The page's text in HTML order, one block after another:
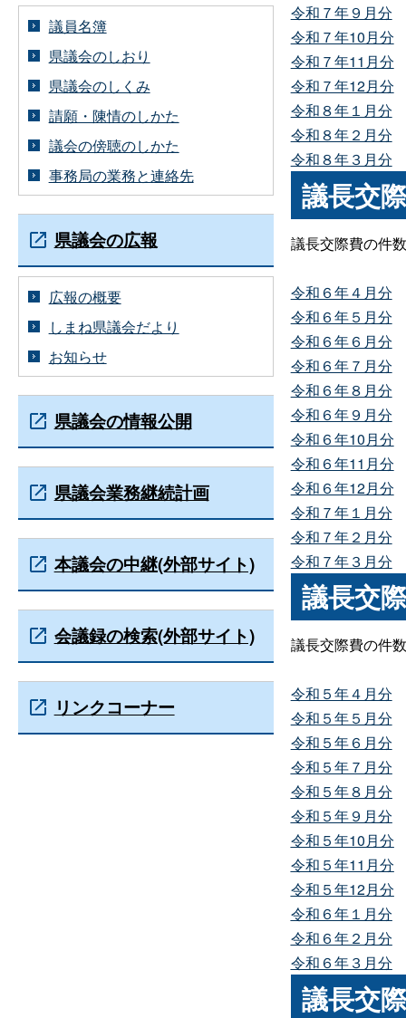
令和７年９月分
令和７年10月分
令和７年11月分
令和７年12月分
令和８年１月分
令和８年２月分
令和８年３月分
議長交
議長交際費の件
令和６年４月分
令和６年５月分
令和６年６月分
令和６年７月分
令和６年８月分
令和６年９月分
令和６年10月分
令和６年11月分
令和６年12月分
令和７年１月分
令和７年２月分
令和７年３月分
議長交
議長交際費の件
令和５年４月分
令和５年５月分
令和５年６月分
令和５年７月分
令和５年８月分
令和５年９月分
令和５年10月分
令和５年11月分
令和５年12月分
令和６年１月分
令和６年２月分
令和６年３月分
議長交
議員名簿
県議会のしおり
県議会のしくみ
請願・陳情のしかた
議会の傍聴のしかた
事務局の業務と連絡先
県議会の広報
広報の概要
しまね県議会だより
お知らせ
県議会の情報公開
県議会業務継続計画
本議会の中継(外部サイト)
会議録の検索(外部サイト)
リンクコーナー